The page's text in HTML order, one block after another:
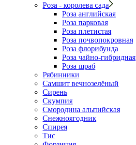
Роза - королева сада
Роза английская
Роза парковая
Роза плетистая
Роза почвопокровная
Роза флорибунда
Роза чайно-гибридная
Роза шраб
Рябинники
Самшит вечнозелёный
Сирень
Скумпия
Смородина альпийская
Снежноягодник
Спирея
Тис